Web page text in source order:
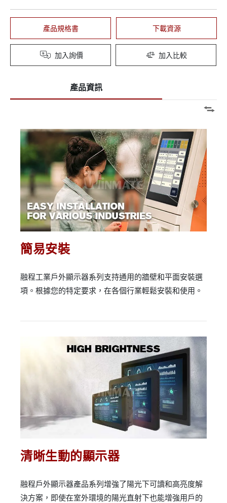
產品規格書 下載資源
加入詢價 加入比較
產品資訊
簡易安裝
融程工業戶外顯示器系列支持通用的牆壁和平面安裝選
項。根據您的特定要求，在各個行業輕鬆安裝和使用。
清晰生動的顯示器
融程戶外顯示器產品系列增強了陽光下可讀和高亮度解
決方案，即使在室外環境的陽光直射下也能增強用戶的